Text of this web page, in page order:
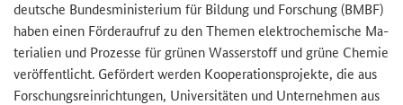
deut­sche Bun­des­mi­nis­te­ri­um für Bil­dung und For­schung (BMBF)
haben einen För­der­auf­ruf zu den The­men elek­tro­che­mi­sche Ma­
te­ria­li­en und Pro­zes­se für grü­nen Was­ser­stoff und grüne Che­mie
ver­öf­fent­licht. Ge­för­dert wer­den Ko­ope­ra­ti­ons­pro­jek­te, die aus
For­schungs­rein­rich­tun­gen, Uni­ver­si­tä­ten und Un­ter­neh­men aus